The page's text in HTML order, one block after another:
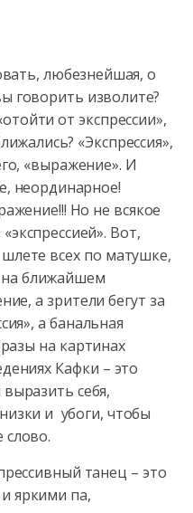
любезнейшая, о
говорить изволите?
от экспрессии»,
«Экспрессия»,
«выражение». И
неординарное!
Но не всякое
Вот,
всех по матушке,
на ближайшем
а зрители бегут за
а банальная
на картинах
Кафки – это
себя,
и убоги, чтобы
слово.
танец – это
яркими па,